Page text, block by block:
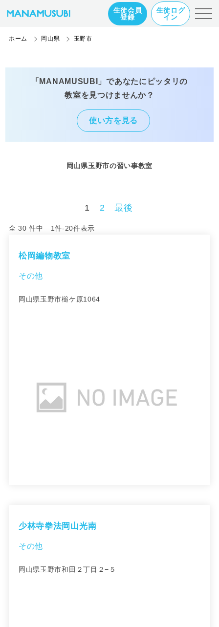
生徒会員
登録
生徒ログ
イン
ホーム 岡山県 玉野市
「MANAMUSUBI」であなたにピッタリの
教室を見つけませんか？
使い方を見る
岡山県玉野市の習い事教室
1 2 最後
全 30 件中 1件-20件表示
松岡編物教室
その他
岡山県玉野市槌ケ原1064
少林寺拳法岡山光南
その他
岡山県玉野市和田２丁目２−５